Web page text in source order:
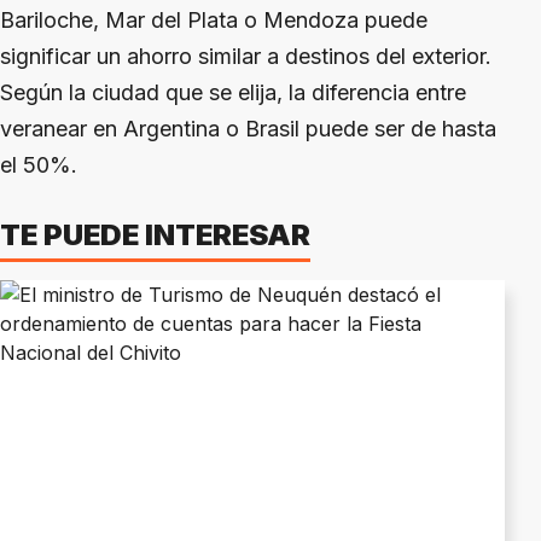
Bariloche, Mar del Plata o Mendoza puede
significar un ahorro similar a destinos del exterior.
Según la ciudad que se elija, la diferencia entre
veranear en Argentina o Brasil puede ser de hasta
el 50%.
TE PUEDE INTERESAR